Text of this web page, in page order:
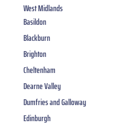
West Midlands
Basildon
Blackburn
Brighton
Cheltenham
Dearne Valley
Dumfries and Galloway
Edinburgh